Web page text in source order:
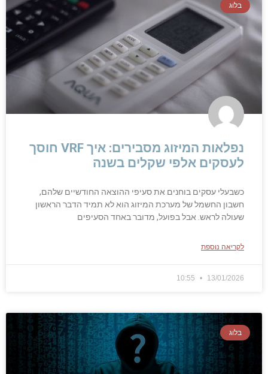
בלוג
נפלאות המיזוג מסבירים: איך VRF חוסך
לעסקים אלפי שקלים בשנה
כשבעלי עסקים בוחנים את סעיפי ההוצאה החודשיים שלהם,
חשבון החשמל של מערכת המיזוג הוא לא תמיד הדבר הראשון
שעולה לראש. אבל בפועל, מדובר באחד הסעיפים
לקריאה נוספת
13/01/2026
בלוג